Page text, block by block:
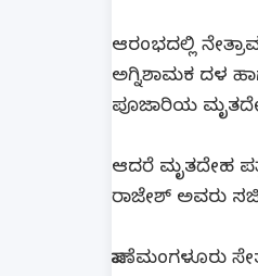
ಆರಂಭದಲ್ಲಿ
ಅಗ್ನಿಶಾಮಕ ದಳ
ಪೂಜಾರಿಯ
ಆದರೆ ಮೃತದೇಹ
ರಾಜೇಶ್ ಅವರು
ಪಾಣೆಮಂಗಳೂರು